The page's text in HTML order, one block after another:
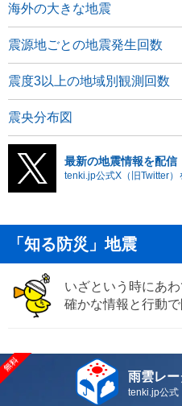
海外の大きな地震
震源地ごとの地震発生回数
震度3以上の地域別観測回数
震央分布図
最新の地震情報を配信
tenki.jp公式X（旧Twitter）
「知る防災」地震
いざという時にあ
確かな情報と行動
雨雲レー
tenki.jp公